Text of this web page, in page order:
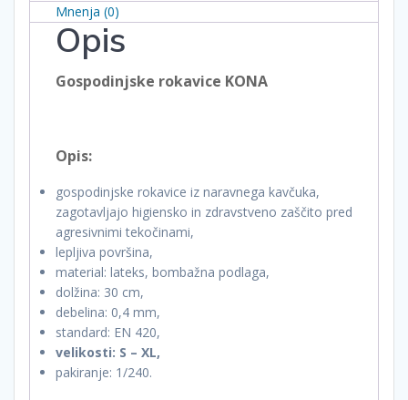
Mnenja (0)
Opis
Gospodinjske rokavice KONA
Opis:
gospodinjske rokavice iz naravnega kavčuka,
zagotavljajo higiensko in zdravstveno zaščito pred
agresivnimi tekočinami,
lepljiva površina,
material: lateks, bombažna podlaga,
dolžina: 30 cm,
debelina: 0,4 mm,
standard: EN 420,
velikosti: S – XL,
pakiranje: 1/240.